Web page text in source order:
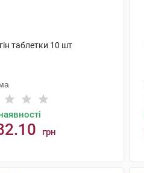
таблетки 10 шт
грн